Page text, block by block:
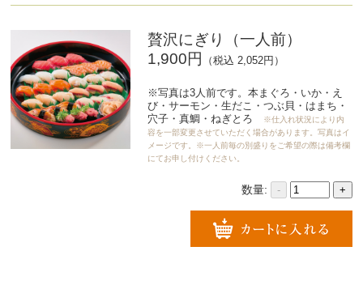
贅沢にぎり（一人前）
1,900円
（税込 2,052円）
※写真は3人前です。本まぐろ・いか・え
び・サーモン・生だこ・つぶ貝・はまち・
穴子・真鯛・ねぎとろ
※仕入れ状況により内
容を一部変更させていただく場合があります。写真はイ
メージです。※一人前毎の別盛りをご希望の際は備考欄
にてお申し付けください。
数量: - +